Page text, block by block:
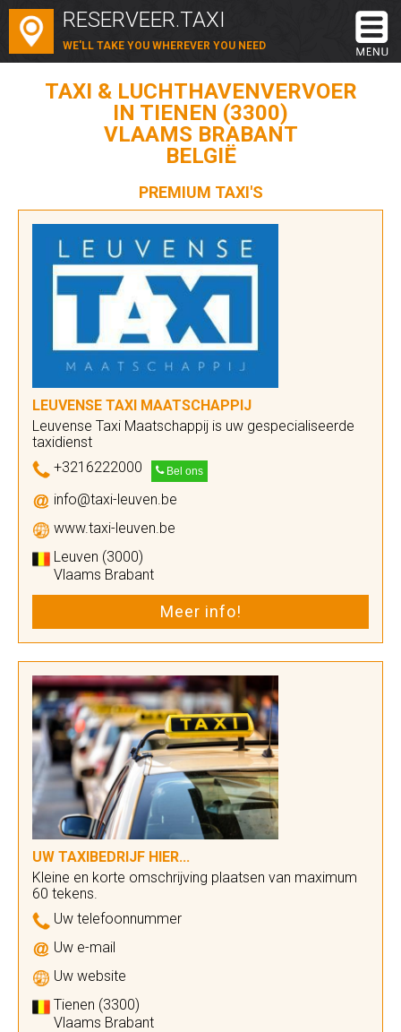
RESERVEER.TAXI
WE'LL TAKE YOU WHEREVER YOU NEED
TAXI & LUCHTHAVENVERVOER
IN TIENEN (3300)
VLAAMS BRABANT
BELGIË
PREMIUM TAXI'S
LEUVENSE TAXI MAATSCHAPPIJ
Leuvense Taxi Maatschappij is uw gespecialiseerde
taxidienst
+3216222000
Bel ons
info@taxi-leuven.be
www.taxi-leuven.be
Leuven (3000)
Vlaams Brabant
Meer info!
UW TAXIBEDRIJF HIER...
Kleine en korte omschrijving plaatsen van maximum
60 tekens.
Uw telefoonnummer
Uw e-mail
Uw website
Tienen (3300)
Vlaams Brabant